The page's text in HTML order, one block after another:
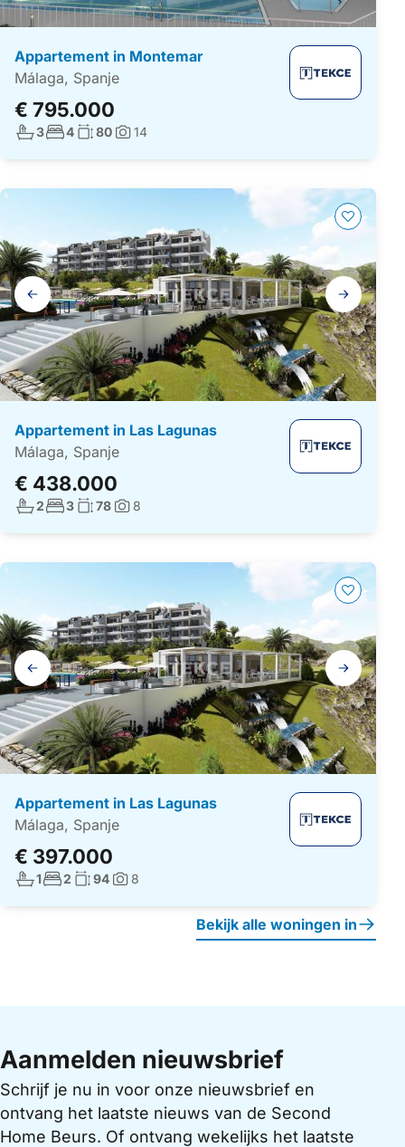
Appartement in Montemar
Málaga, Spanje
€ 795.000
Aantal badkamers:
3Aantal slaapkamers:
4Woonoppervlakte:
80Foto's:
14
Galerij
navigatie
Appartement in Las Lagunas
Málaga, Spanje
€ 438.000
Aantal badkamers:
2Aantal slaapkamers:
3Woonoppervlakte:
78Foto's:
8
Galerij
navigatie
Appartement in Las Lagunas
Málaga, Spanje
€ 397.000
Aantal badkamers:
1Aantal slaapkamers:
2 Woonoppervlakte:
94Foto's:
8
Bekijk alle woningen in
Aanmelden nieuwsbrief
Schrijf je nu in voor onze nieuwsbrief en
ontvang het laatste nieuws van de Second
Home Beurs. Of ontvang wekelijks het laatste